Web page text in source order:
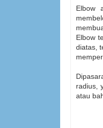
Elbow
Elbow
diatas,
radius,
atau